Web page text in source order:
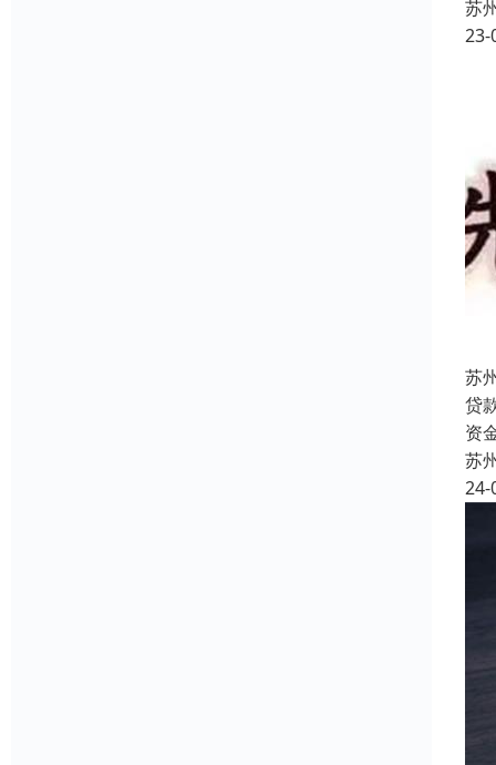
苏
23-
苏
贷
资
苏
24-